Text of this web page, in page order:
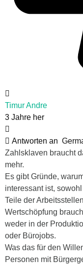
Timur Andre
3 Jahre her
Antworten an
Zahlsklaven braucht
mehr.
Es gibt Gründe,
interessant ist,
Teile der
Wertschöpfung
weder in der
oder Bürojobs.
Was das für den
Personen mit